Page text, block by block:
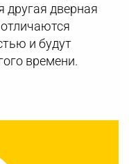
другая дверная
и будут
времени.